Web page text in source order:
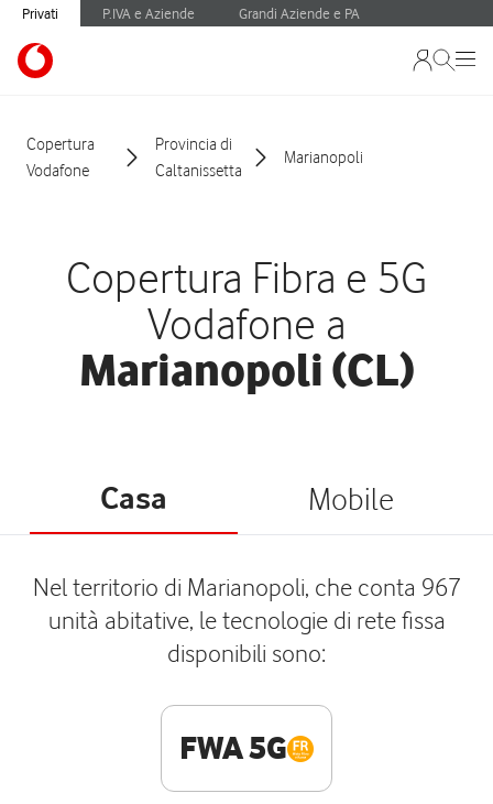
Privati P.IVA e Aziende Grandi Aziende e PA
Copertura
Vodafone
Provincia di
Caltanissetta
Marianopoli
Copertura Fibra e 5G
Vodafone a
Marianopoli (CL)
Casa Mobile
Nel territorio di Marianopoli, che conta 967
unità abitative, le tecnologie di rete fissa
disponibili sono:
FWA 5G